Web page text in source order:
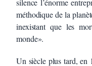
silence l’énorme
méthodique de la
inexistant que les
monde».
Un siècle plus tard, en